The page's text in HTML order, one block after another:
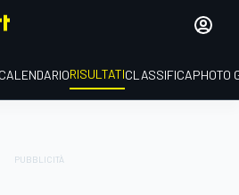
CALENDARIORISULTATICLASSIFICAPHOTO